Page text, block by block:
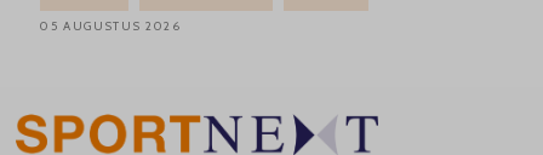
05 AUGUSTUS 2026